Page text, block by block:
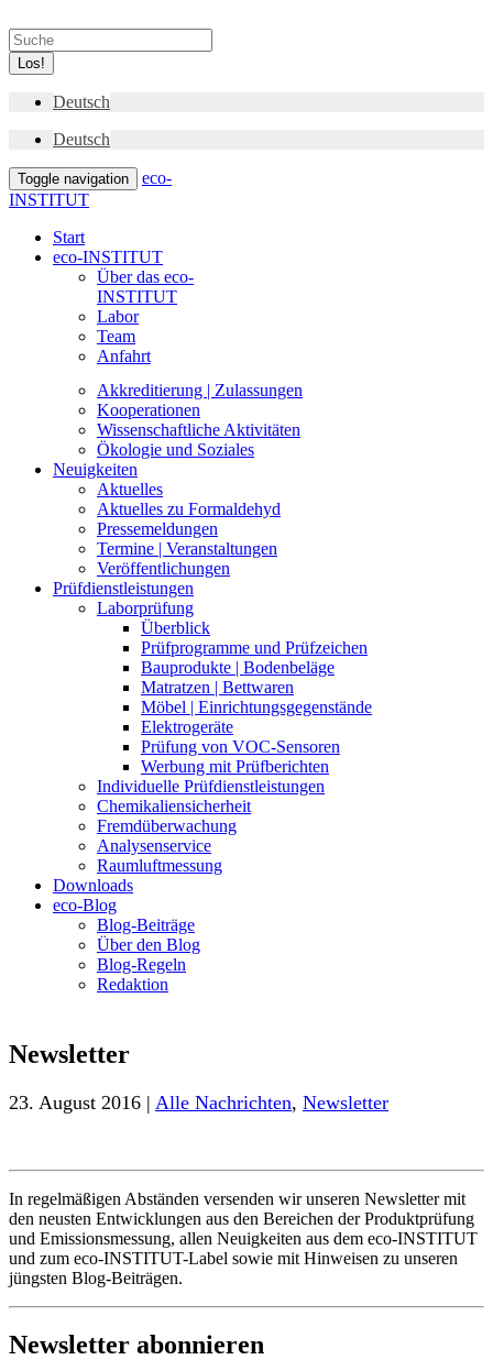
Los!
Deutsch
Deutsch
Toggle navigation
eco-
INSTITUT
Start
eco-INSTITUT
Über das eco-
INSTITUT
Labor
Team
Anfahrt
Akkreditierung | Zulassungen
Kooperationen
Wissenschaftliche Aktivitäten
Ökologie und Soziales
Neuigkeiten
Aktuelles
Aktuelles zu Formaldehyd
Pressemeldungen
Termine | Veranstaltungen
Veröffentlichungen
Prüfdienstleistungen
Laborprüfung
Überblick
Prüfprogramme und Prüfzeichen
Bauprodukte | Bodenbeläge
Matratzen | Bettwaren
Möbel | Einrichtungsgegenstände
Elektrogeräte
Prüfung von VOC-Sensoren
Werbung mit Prüfberichten
Individuelle Prüfdienstleistungen
Chemikaliensicherheit
Fremdüberwachung
Analysenservice
Raumluftmessung
Downloads
eco-Blog
Blog-Beiträge
Über den Blog
Blog-Regeln
Redaktion
Newsletter
23. August 2016 | Alle Nachrichten, Newsletter
In regelmäßigen Abständen versenden wir unseren Newsletter mit
den neusten Entwicklungen aus den Bereichen der Produktprüfung
und Emissionsmessung, allen Neuigkeiten aus dem eco-INSTITUT
und zum eco-INSTITUT-Label sowie mit Hinweisen zu unseren
jüngsten Blog-Beiträgen.
Newsletter abonnieren